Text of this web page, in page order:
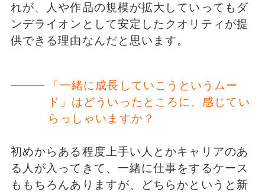
れが、人や作品の規模が拡大していってもダ
ンデライオンとして安定したクオリティが提
供できる理由なんだと思います。
「一緒に成長していこうというムー
ド」はどういったところに、感じてい
らっしゃいますか？
初めからある程度上手い人とかキャリアのあ
る人が入ってきて、一緒に仕事をするケース
ももちろんありますが、どちらかというと新